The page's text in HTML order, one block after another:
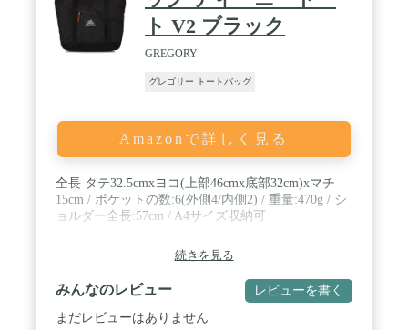
ト V2 ブラック
GREGORY
グレゴリー トートバッグ
Amazonで詳しく見る
全長 タテ32.5cmxヨコ(上部46cmx底部32cm)xマチ
15cm / ポケットの数:6(外側4/内側2) / 重量:470g / シ
ョルダー全長:57cm / A4サイズ収納可
続きを見る
みんなのレビュー レビューを書く
まだレビューはありません